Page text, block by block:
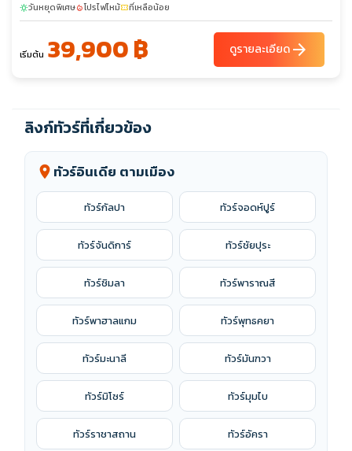
sunnyวันหยุดพิเศษlocal_fire_departmentโปรไฟไหม้confirmation_numberที่เหลือน้อย
เริ่มต้น 39,900 ฿ ดูรายละเอียดarrow_forward
ลิงก์ทัวร์ที่เกี่ยวข้อง
location_on ทัวร์อินเดีย ตามเมือง
ทัวร์กัลปา ทัวร์จอดห์ปูร์
ทัวร์จันดิการ์ ทัวร์ชัยปุระ
ทัวร์ชิมลา ทัวร์พาราณสี
ทัวร์พาฮาลแกม ทัวร์พุทธคยา
ทัวร์มะนาลี ทัวร์มันฑวา
ทัวร์มิโซร์ ทัวร์มุมไบ
ทัวร์ราชาสถาน ทัวร์อัครา